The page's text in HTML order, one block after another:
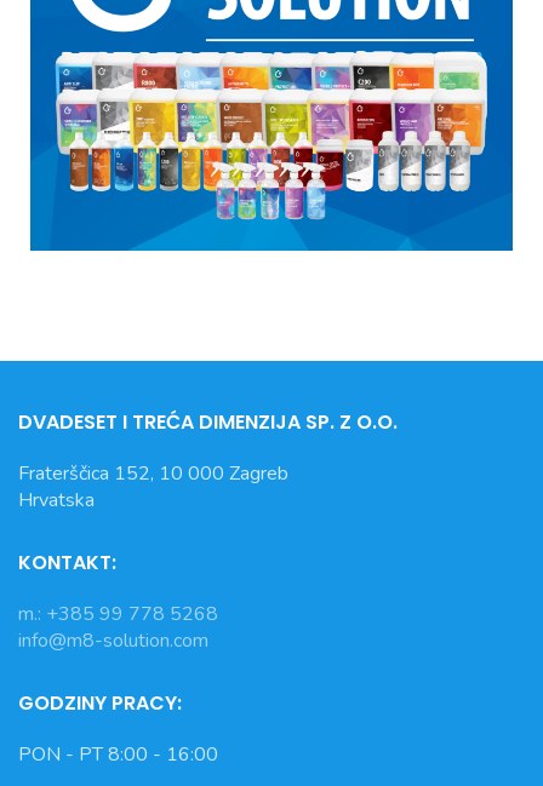
DVADESET I TREĆA DIMENZIJA SP. Z O.O.
Fraterščica 152, 10 000 Zagreb
Hrvatska
KONTAKT:
m.: +385 99 778 5268
info@m8-solution.com
GODZINY PRACY:
PON - PT 8:00 - 16:00